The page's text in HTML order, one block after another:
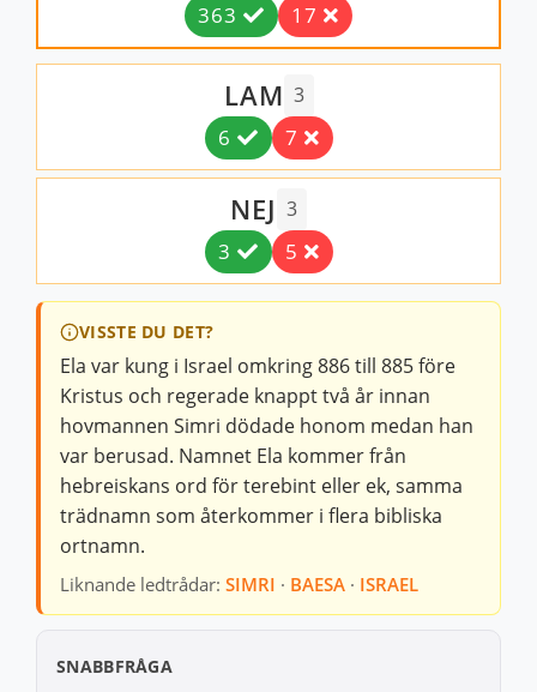
363 17
LAM 3
6 7
NEJ 3
3 5
VISSTE DU DET?
Ela var kung i Israel omkring 886 till 885 före
Kristus och regerade knappt två år innan
hovmannen Simri dödade honom medan han
var berusad. Namnet Ela kommer från
hebreiskans ord för terebint eller ek, samma
trädnamn som återkommer i flera bibliska
ortnamn.
Liknande ledtrådar: SIMRI · BAESA · ISRAEL
SNABBFRÅGA